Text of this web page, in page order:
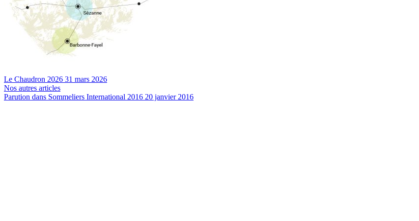
Le Chaudron 2026 31 mars 2026
Nos autres articles
Parution dans Sommeliers International 2016 20 janvier 2016